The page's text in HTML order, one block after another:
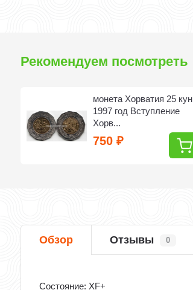
Рекомендуем посмотреть
монета Хорватия 25 кун
1997 год Вступление
Хорв...
750₽
Обзор Отзывы 0
Состояние: XF+